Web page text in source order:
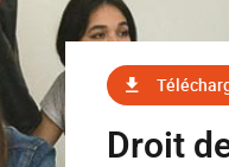
Droit